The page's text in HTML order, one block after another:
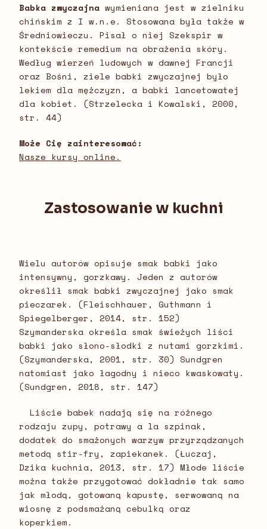
Babka zwyczajna wymieniana jest w zielniku
chińskim z I w.n.e. Stosowana była także w
Średniowieczu. Pisał o niej Szekspir w
kontekście remedium na obrażenia skóry.
Według wierzeń ludowych w dawnej Francji
oraz Bośni, ziele babki zwyczajnej było
lekiem dla mężczyzn, a babki lancetowatej
dla kobiet. (Strzelecka i Kowalski, 2000,
str. 44)
Może Cię zainteresować:
Nasze kursy online.
Zastosowanie w kuchni
Wielu autorów opisuje smak babki jako
intensywny, gorzkawy. Jeden z autorów
określił smak babki zwyczajnej jako smak
pieczarek. (Fleischhauer, Guthmann i
Spiegelberger, 2014, str. 152)
Szymanderska określa smak świeżych liści
babki jako słono-słodki z nutami gorzkimi.
(Szymanderska, 2001, str. 30) Sundgren
natomiast jako łagodny i nieco kwaskowaty.
(Sundgren, 2018, str. 147)
Liście babek nadają się na różnego
rodzaju zupy, potrawy a la szpinak,
dodatek do smażonych warzyw przyrządzanych
metodą stir-fry, zapiekanek. (Łuczaj,
Dzika kuchnia, 2013, str. 17) Młode liście
można także przygotować dokładnie tak samo
jak młodą, gotowaną kapustę, serwowaną na
wiosnę z podsmażaną cebulką oraz
koperkiem.